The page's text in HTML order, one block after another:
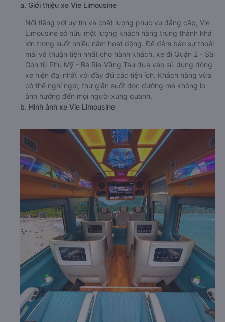
a. Giới thiệu xe Vie Limousine
Nổi tiếng với uy tín và chất lượng phục vụ đẳng cấp, Vie
Limousine sở hữu một lượng khách hàng trung thành khá
lớn trong suốt nhiều năm hoạt động. Để đảm bảo sự thoải
mái và thuận tiện nhất cho hành khách, xe đi Quận 2 - Sài
Gòn từ Phú Mỹ - Bà Rịa-Vũng Tàu đưa vào sử dụng dòng
xe hiện đại nhất với đầy đủ các tiện ích. Khách hàng vừa
có thể nghỉ ngơi, thư giãn suốt dọc đường mà không lo
ảnh hưởng đến mọi người xung quanh.
b. Hình ảnh xe Vie Limousine